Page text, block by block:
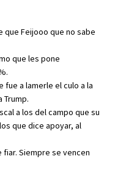
que Feijooo que no sabe
que les pone
fue a lamerle el culo a la
a los del campo que su
que dice apoyar, al
Siempre se vencen